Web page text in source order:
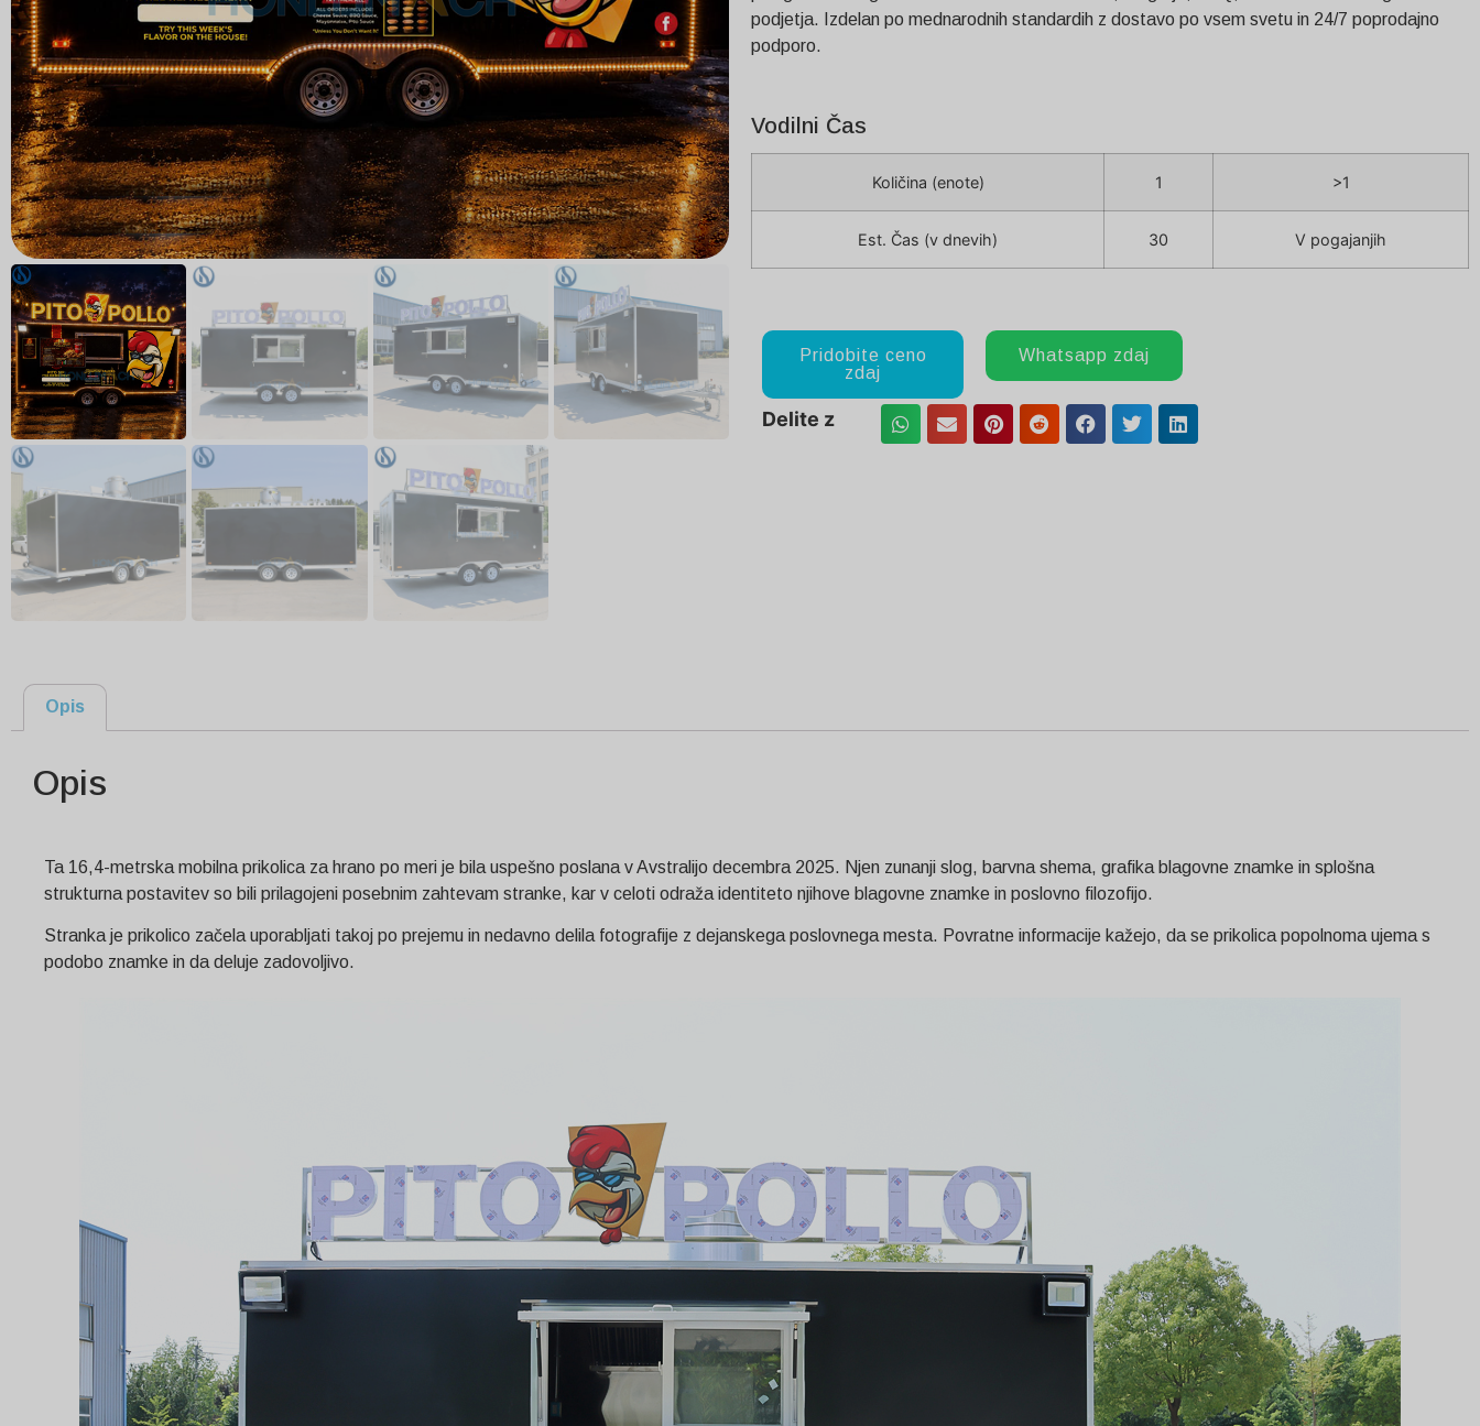
podjetja. Izdelan po mednarodnih standardih z dostavo po vsem svetu in 24/7 poprodajno
podporo.
Vodilni Čas
Količina (enote) 1 >1
Est. Čas (v dnevih) 30 V pogajanjih
Pridobite ceno
zdaj
Whatsapp zdaj
Delite z
Opis
Opis
Ta 16,4-metrska mobilna prikolica za hrano po meri je bila uspešno poslana v Avstralijo decembra 2025. Njen zunanji slog, barvna shema, grafika blagovne znamke in splošna
strukturna postavitev so bili prilagojeni posebnim zahtevam stranke, kar v celoti odraža identiteto njihove blagovne znamke in poslovno filozofijo.
Stranka je prikolico začela uporabljati takoj po prejemu in nedavno delila fotografije z dejanskega poslovnega mesta. Povratne informacije kažejo, da se prikolica popolnoma ujema s
podobo znamke in da deluje zadovoljivo.